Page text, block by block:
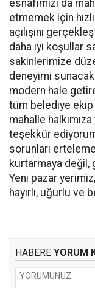
esnafımızı da
etmemek için
açılışını
daha iyi koşullar
sakinlerimize
deneyimi
modern hale
tüm belediye ekip
mahalle
teşekkür
sorunları
kurtarmaya
Yeni pazar
hayırlı, uğurlu ve
HABERE YORUM